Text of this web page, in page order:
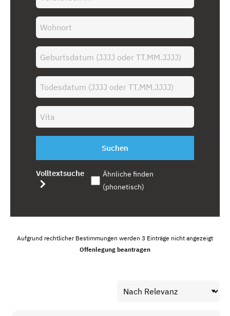
Suchen
Volltextsuche
Ähnliche finden
(phonetisch)
Aufgrund rechtlicher Bestimmungen werden 3 Einträge nicht angezeigt
Offenlegung beantragen